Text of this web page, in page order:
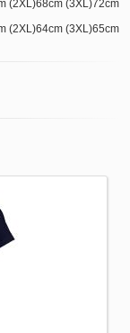
(2XL)68cm (3XL)72cm
(2XL)64cm (3XL)65cm